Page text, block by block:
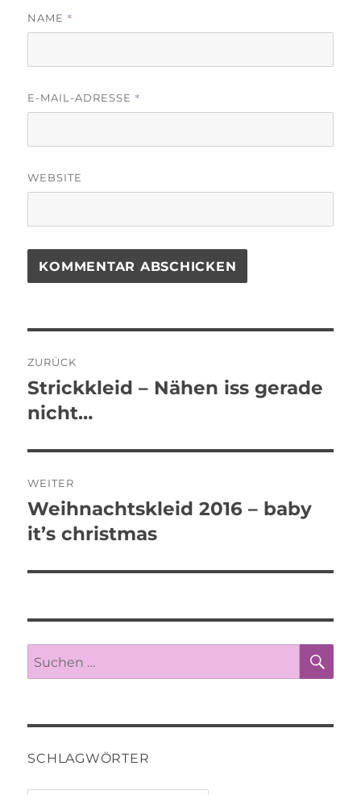
NAME *
E-MAIL-ADRESSE *
WEBSITE
ZURÜCK
Vorheriger
Beitrag:
Strickkleid – Nähen iss gerade
nicht…
WEITER
Nächster
Beitrag:
Weihnachtskleid 2016 – baby
it’s christmas
Suche
nach:
SCHLAGWÖRTER